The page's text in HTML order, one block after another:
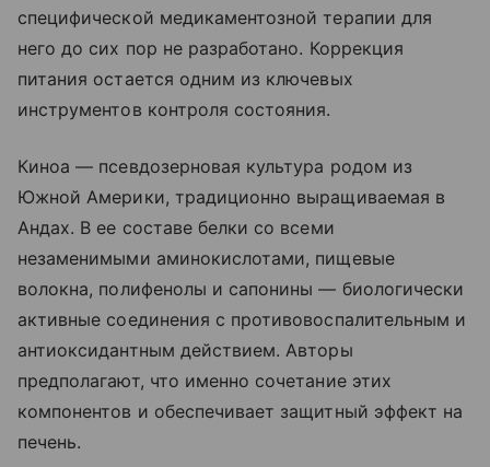
специфической медикаментозной терапии для
него до сих пор не разработано. Коррекция
питания остается одним из ключевых
инструментов контроля состояния.
Киноа — псевдозерновая культура родом из
Южной Америки, традиционно выращиваемая в
Андах. В ее составе белки со всеми
незаменимыми аминокислотами, пищевые
волокна, полифенолы и сапонины — биологически
активные соединения с противовоспалительным и
антиоксидантным действием. Авторы
предполагают, что именно сочетание этих
компонентов и обеспечивает защитный эффект на
печень.